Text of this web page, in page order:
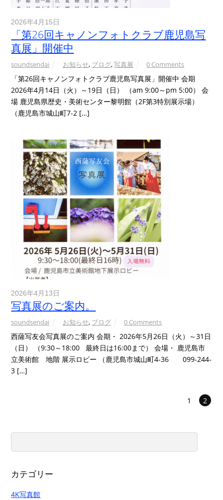
2026年4月15日
「第26回キャノンフォトクラブ鹿児島写
真展」開催中
soundsendai お知らせ, ブログ,写真展 0 Comments
「第26回キャノンフォトクラブ鹿児島写真展」開催中 会期
2026年4月14日（火）～19日（日） （am 9:00～pm 5:00） 会
場 鹿児島県歴史・美術センター黎明館（2F第3特別展示場）
（鹿児島市城山町7-2 […]
2026年4月13日
写真展のご案内。
soundsendai お知らせ, ブログ 0 Comments
西薩写友会写真展のご案内 会期・ 2026年5月26日（火）～31日
（日） （9:30～18:00 最終日は16:00まで） 会場・ 鹿児島市
立美術館 地階 展示ロビー （鹿児島市城山町4-36 099-244-
3 […]
1 2
カテゴリー
4K写真館